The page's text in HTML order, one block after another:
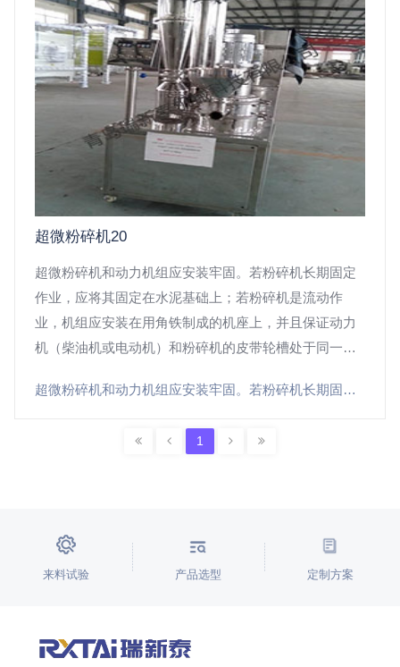
超微粉碎机20
超微粉碎机和动力机组应安装牢固。若粉碎机长期固定
作业，应将其固定在水泥基础上；若粉碎机是流动作
业，机组应安装在用角铁制成的机座上，并且保证动力
机（柴油机或电动机）和粉碎机的皮带轮槽处于同一回
况，若有松动予以拧紧。同时要检查皮带松紧度是否合
超微粉碎机和动力机组应安装牢固。若粉碎机长期固定作业，应将其固定在水泥基础上；若粉碎机是流动作业，机组应安装在用角铁制成的机座上，并且保证动力机（柴油机或电动机）和粉碎机的皮带轮槽处于同一回转平面。粉碎机安装完后要检查各部紧固件的紧固情况，若有松动予以拧紧。同时要检查皮带松紧度是否合适。粉碎机起动前
1
来料试验 产品选型 定制方案